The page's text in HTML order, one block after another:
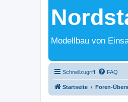
Modellbau von
Schnellzugriff FAQ
Startseite Foren-